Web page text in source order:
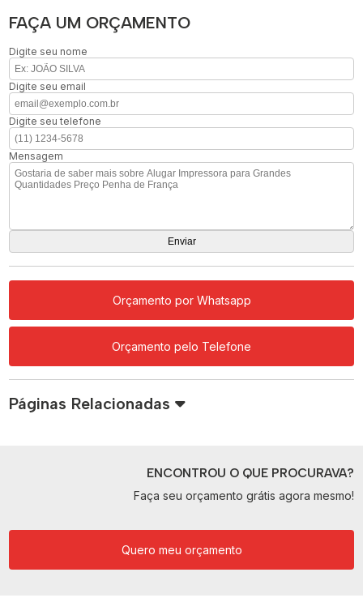
FAÇA UM ORÇAMENTO
Digite seu nome
Digite seu email
Digite seu telefone
Mensagem
Orçamento por Whatsapp
Orçamento pelo Telefone
Páginas Relacionadas
ENCONTROU O QUE PROCURAVA?
Faça seu orçamento grátis agora mesmo!
Quero meu orçamento